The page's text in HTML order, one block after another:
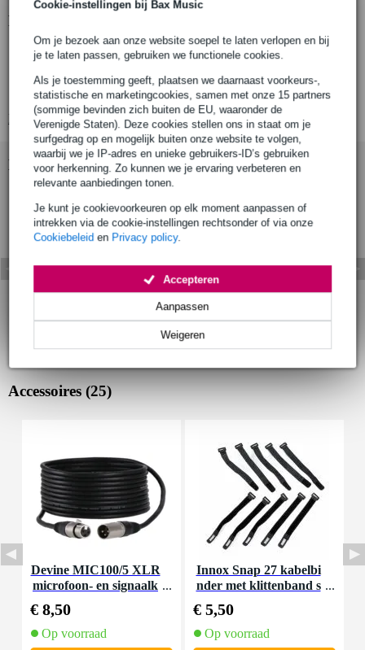
Cookie-instellingen bij Bax Music
Om je bezoek aan onze website soepel te laten verlopen en bij
je te laten passen, gebruiken we functionele cookies.
Als je toestemming geeft, plaatsen we daarnaast voorkeurs-,
statistische en marketingcookies, samen met onze 15 partners
(sommige bevinden zich buiten de EU, waaronder de
Verenigde Staten). Deze cookies stellen ons in staat om je
surfgedrag op en mogelijk buiten onze website te volgen,
waarbij we je IP-adres en unieke gebruikers-ID’s gebruiken
voor herkenning. Zo kunnen we je ervaring verbeteren en
relevante aanbiedingen tonen.
Je kunt je cookievoorkeuren op elk moment aanpassen of
intrekken via de cookie-instellingen rechtsonder of via onze
Cookiebeleid en Privacy policy.
Weigeren
Aanpassen
Accepteren
Productinformatie
Yamaha HS5i
speakerconfiguratie:
Bekijk alle productspecificaties
Bekijk ook eens (1)
Accessoires (25)
Devine MIC100/5 XLR
microfoon- en signaalk
€ 8,50
Op voorraad
Innox Snap 27 kabelbi
nder met klittenband s
€ 5,50
Op voorraad